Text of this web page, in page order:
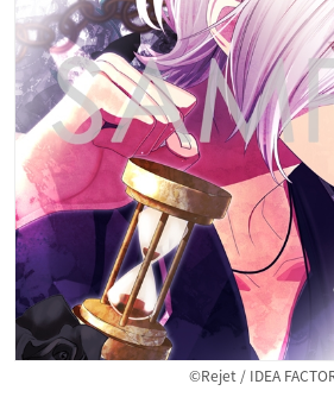
©Rejet / IDEA